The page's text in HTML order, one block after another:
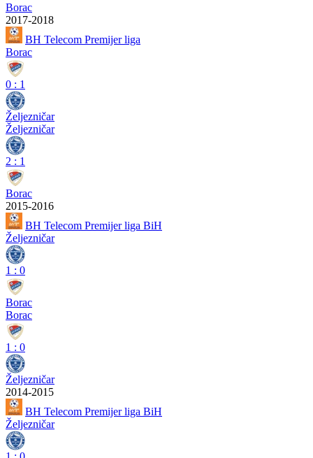
Borac
2017-2018
BH Telecom Premijer liga
Borac
0 : 1
Željezničar
Željezničar
2 : 1
Borac
2015-2016
BH Telecom Premijer liga BiH
Željezničar
1 : 0
Borac
Borac
1 : 0
Željezničar
2014-2015
BH Telecom Premijer liga BiH
Željezničar